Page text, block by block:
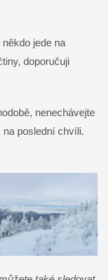
jede na
doporučuji
nenechávejte
poslední chvíli.